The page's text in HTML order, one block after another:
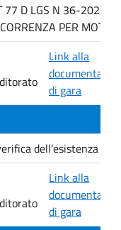
D LGS N 36-2023
PER MOTIVI
Link alla
di gara
dell’esistenza
Link alla
di gara